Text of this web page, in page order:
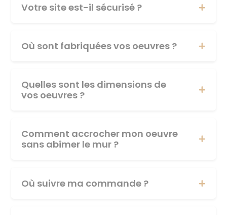
Votre site est-il sécurisé ?
Où sont fabriquées vos oeuvres ?
Quelles sont les dimensions de
vos oeuvres ?
Comment accrocher mon oeuvre
sans abîmer le mur ?
Où suivre ma commande ?